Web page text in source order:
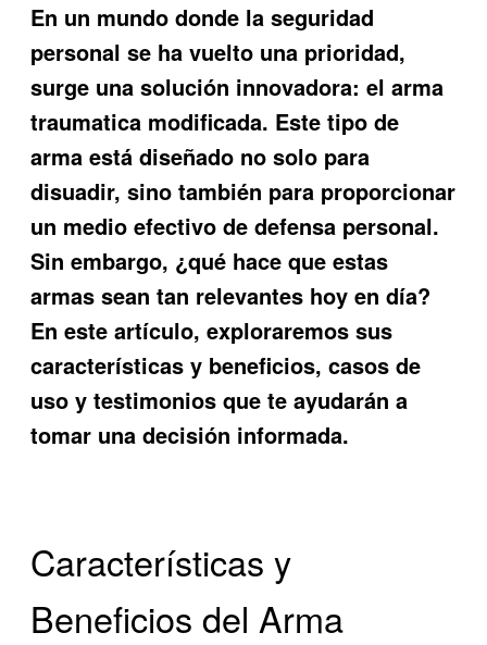
En un mundo donde la seguridad
personal se ha vuelto una prioridad,
surge una solución innovadora: elarma
traumatica modificada. Este tipo de
arma está diseñado no solo para
disuadir, sino también para proporcionar
un medio efectivo de defensa personal.
Sin embargo, ¿qué hace que estas
armas sean tan relevantes hoy en día?
En este artículo, exploraremos sus
características y beneficios, casos de
uso y testimonios que te ayudarán a
tomar una decisión informada.
Características y
Beneficios del Arma